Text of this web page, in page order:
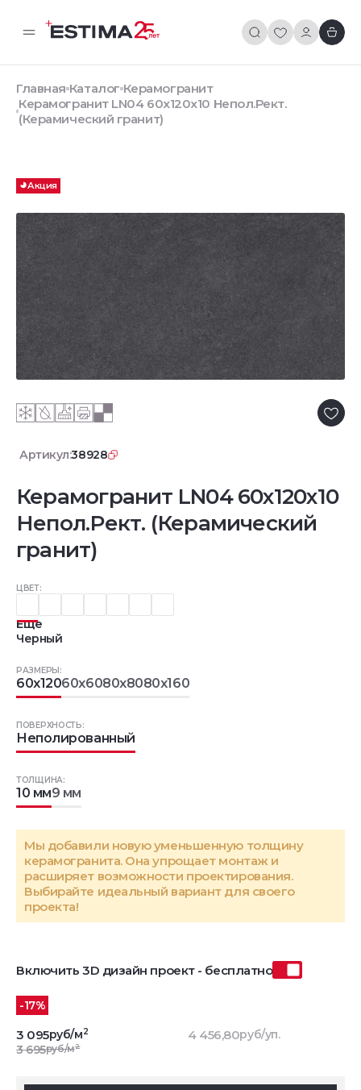
Главная Каталог Керамогранит
Керамогранит LN04 60x120x10 Непол.Рект.
(Керамический гранит)
Акция
Артикул:38928
Керамогранит LN04 60x120x10
Непол.Рект. (Керамический
гранит)
ЦВЕТ:
Еще
Черный
РАЗМЕРЫ:
60x12060x6080x8080x160
ТОЛЩИНА:
10 мм9 мм
ПОВЕРХНОСТЬ:
Неполированный
Мы добавили новую уменьшенную толщину
керамогранита. Она упрощает монтаж и
расширяет возможности проектирования.
Выбирайте идеальный вариант для своего
проекта!
Включить 3D дизайн проект - бесплатно
-17%
3 095руб/м2
3 695руб/м2
4 456,80руб/уп.